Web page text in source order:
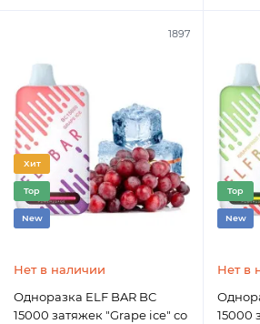
1897
Хит
Top
New
Нет в наличии
Одноразка ELF BAR BC
15000 затяжек "Grape ice" со
Top
New
Нет в
15000